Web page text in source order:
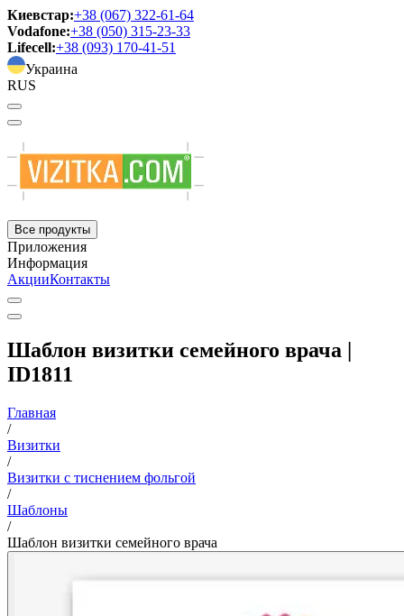
Киевстар:+38 (067) 322-61-64
Vodafone:+38 (050) 315-23-33
Lifecell:+38 (093) 170-41-51
Украина
RUS
Все продукты
Приложения
Информация
АкцииКонтакты
Шаблон визитки семейного врача |
ID1811
Главная
/
Визитки
/
Визитки с тиснением фольгой
/
Шаблоны
/
Шаблон визитки семейного врача